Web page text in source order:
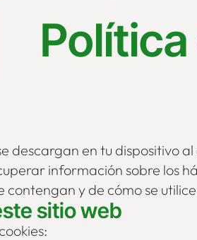
descargan en tu
información sobre los
y de cómo se
sitio web